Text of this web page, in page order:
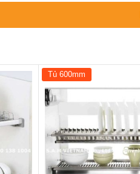
Tủ 600mm